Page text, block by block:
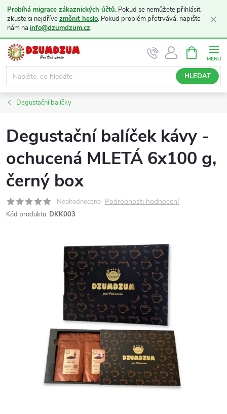
Probíhá migrace zákaznických účtů. Pokud se nemůžete přihlásit,
zkuste si nejdřívezměnit heslo. Pokud problém přetrvává, napište
nám na info@dzumdzum.cz.
×
Přejít
obsah
HLEDAT
NÁKUPNÍ
KOŠÍK
Degustační balíčky
Degustační balíček kávy -
ochucená MLETÁ 6x100 g,
černý box
Neohodnoceno Podrobnosti hodnocení
Kód produktu: DKK003